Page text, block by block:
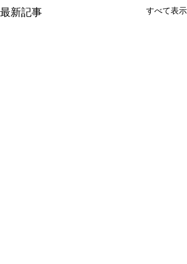
最新記事 すべて表示